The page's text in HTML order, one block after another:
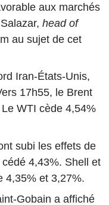
aux marchés
head of
au sujet de cet
Iran-États-Unis,
17h55, le Brent
WTI cède 4,54%
subi les effets de
4,43%. Shell et
4,35% et 3,27%.
Gobain a affiché